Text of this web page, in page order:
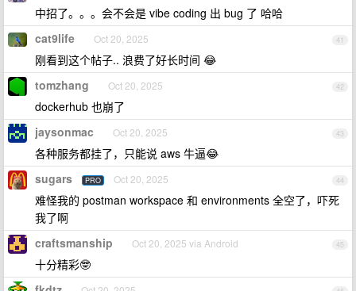
中招了。。。会不会是 vibe coding 出 bug 了 哈哈
41
cat9life Oct 20, 2025
刚看到这个帖子.. 浪费了好长时间 😂
42
tomzhang Oct 20, 2025
dockerhub 也崩了
43
jaysonmac Oct 20, 2025
各种服务都挂了，只能说 aws 牛逼😂
44
sugars PRO Oct 20, 2025
难怪我的 postman workspace 和 environments 全空了，吓死
我了啊
45
craftsmanship Oct 20, 2025 via Android
十分精彩🤓